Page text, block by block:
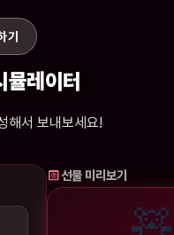
기
뮬레이터
해서 보내보세요!
preview선물 미리보기